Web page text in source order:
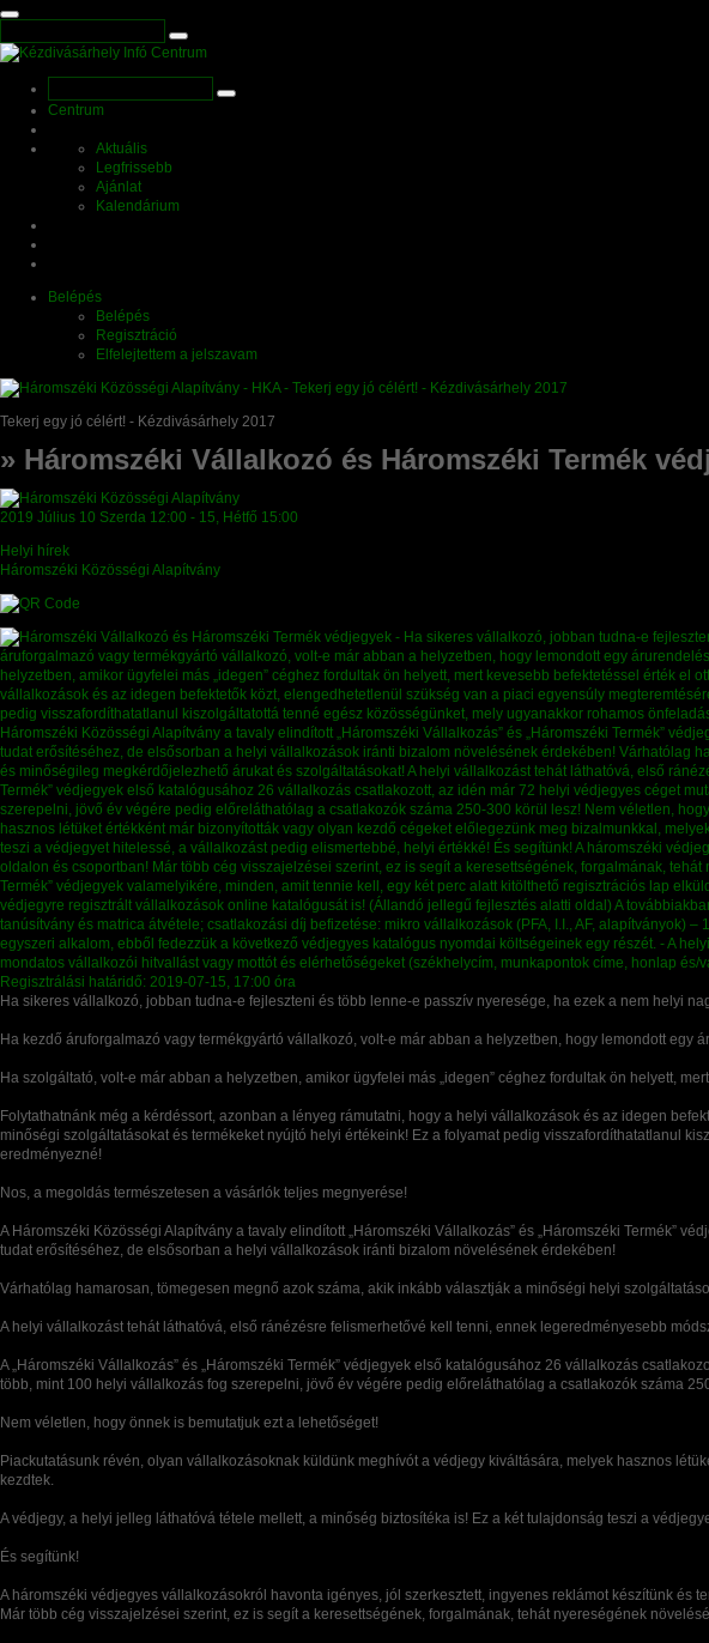
Centrum
Aktuális
Legfrissebb
Ajánlat
Kalendárium
Belépés
Belépés
Regisztráció
Elfelejtettem a jelszavam
Tekerj egy jó célért! - Kézdivásárhely 2017
» Háromszéki Vállalkozó és Háromszéki Termék
2019 Július 10 Szerda 12:00 - 15, Hétfő 15:00
Helyi hírek
Háromszéki Közösségi Alapítvány
Ha sikeres vállalkozó, jobban tudna-e fejleszteni és több lenne-e passzív nyeresége, ha ezek a nem helyi
Ha kezdő áruforgalmazó vagy termékgyártó vállalkozó, volt-e már abban a helyzetben, hogy lemondott
Ha szolgáltató, volt-e már abban a helyzetben, amikor ügyfelei más „idegen” céghez fordultak ön helyett,
Folytathatnánk még a kérdéssort, azonban a lényeg rámutatni, hogy a helyi vállalkozások és az idegen
minőségi szolgáltatásokat és termékeket nyújtó helyi értékeink! Ez a folyamat pedig visszafordíthatatlanul
eredményezné!
Nos, a megoldás természetesen a vásárlók teljes megnyerése!
A Háromszéki Közösségi Alapítvány a tavaly elindított „Háromszéki Vállalkozás” és „Háromszéki Termék”
tudat erősítéséhez, de elsősorban a helyi vállalkozások iránti bizalom növelésének érdekében!
Várhatólag hamarosan, tömegesen megnő azok száma, akik inkább választják a minőségi helyi
A helyi vállalkozást tehát láthatóvá, első ránézésre felismerhetővé kell tenni, ennek legeredményesebb
A „Háromszéki Vállalkozás” és „Háromszéki Termék” védjegyek első katalógusához 26 vállalkozás
több, mint 100 helyi vállalkozás fog szerepelni, jövő év végére pedig előreláthatólag a csatlakozók száma
Nem véletlen, hogy önnek is bemutatjuk ezt a lehetőséget!
Piackutatásunk révén, olyan vállalkozásoknak küldünk meghívót a védjegy kiváltására, melyek hasznos
kezdtek.
A védjegy, a helyi jelleg láthatóvá tétele mellett, a minőség biztosítéka is! Ez a két tulajdonság teszi a
És segítünk!
A háromszéki védjegyes vállalkozásokról havonta igényes, jól szerkesztett, ingyenes reklámot készítünk és
Már több cég visszajelzései szerint, ez is segít a keresettségének, forgalmának, tehát nyereségének